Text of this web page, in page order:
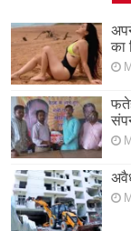
का